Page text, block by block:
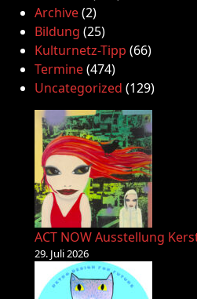
Archive(2)
Bildung (25)
Kulturnetz-Tipp (66)
Termine(474)
Uncategorized (129)
ACT NOW Ausstellung
29. Juli 2026